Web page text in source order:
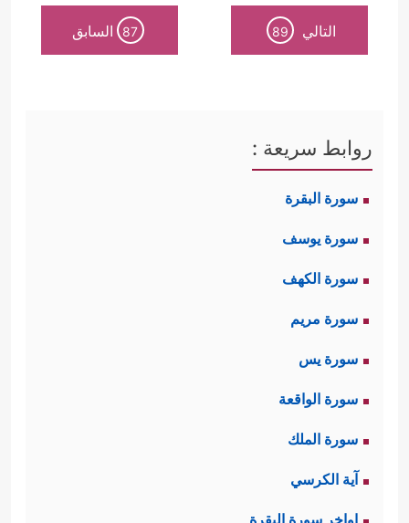
التالي 89
87 السابق
روابط سريعة :
سورة البقرة
سورة يوسف
سورة الكهف
سورة مريم
سورة يس
سورة الواقعة
سورة الملك
آية الكرسي
اواخر سورة البقرة